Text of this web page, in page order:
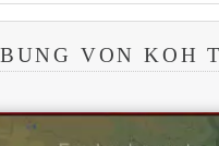
VON KOH